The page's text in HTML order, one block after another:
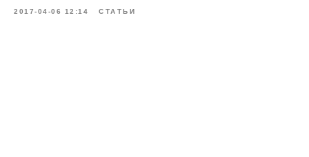
2017-04-06 12:14 СТАТЬИ